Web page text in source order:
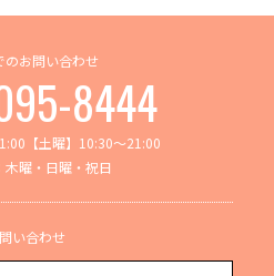
のお問い合わせ
8444
【土曜】10:30～21:00
曜・日曜・祝日
い合わせ